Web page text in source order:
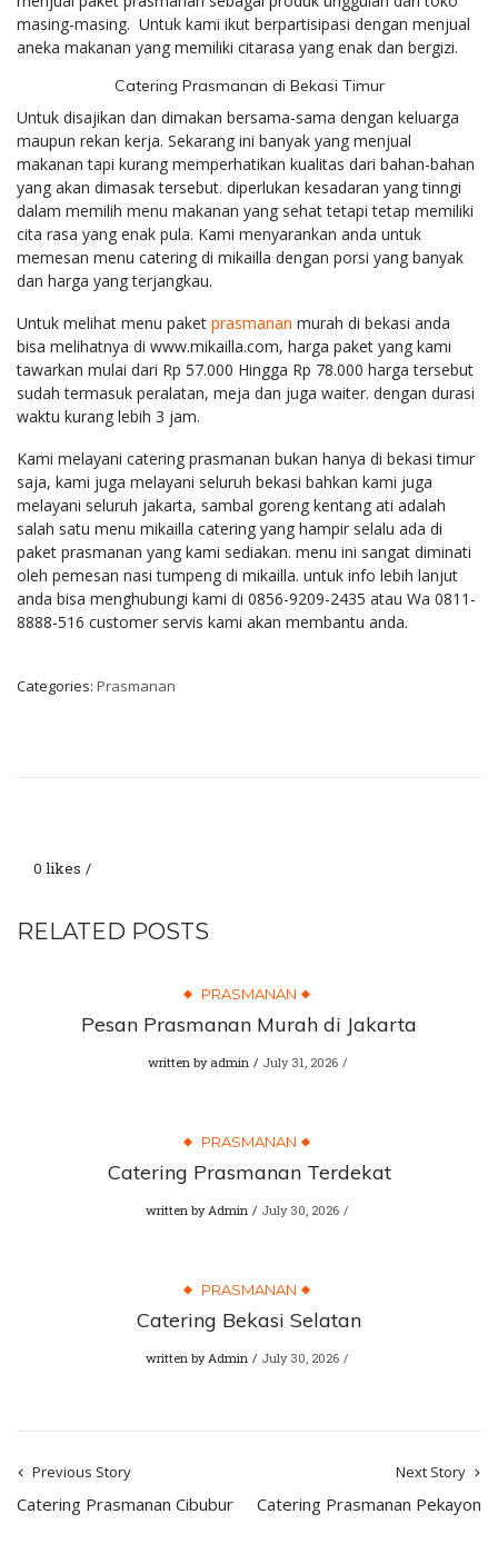
masing-masing. Untuk kami ikut berpartisipasi dengan menjual
aneka makanan yang memiliki citarasa yang enak dan bergizi.
Catering Prasmanan di Bekasi Timur
Untuk disajikan dan dimakan bersama-sama dengan keluarga
maupun rekan kerja. Sekarang ini banyak yang menjual
makanan tapi kurang memperhatikan kualitas dari bahan-bahan
yang akan dimasak tersebut. diperlukan kesadaran yang tinngi
dalam memilih menu makanan yang sehat tetapi tetap memiliki
cita rasa yang enak pula. Kami menyarankan anda untuk
memesan menu catering di mikailla dengan porsi yang banyak
dan harga yang terjangkau.
Untuk melihat menu paket prasmanan murah di bekasi anda
bisa melihatnya di www.mikailla.com, harga paket yang kami
tawarkan mulai dari Rp 57.000 Hingga Rp 78.000 harga tersebut
sudah termasuk peralatan, meja dan juga waiter. dengan durasi
waktu kurang lebih 3 jam.
Kami melayani catering prasmanan bukan hanya di bekasi timur
saja, kami juga melayani seluruh bekasi bahkan kami juga
melayani seluruh jakarta, sambal goreng kentang ati adalah
salah satu menu mikailla catering yang hampir selalu ada di
paket prasmanan yang kami sediakan. menu ini sangat diminati
oleh pemesan nasi tumpeng di mikailla. untuk info lebih lanjut
anda bisa menghubungi kami di 0856-9209-2435 atau Wa 0811-
8888-516 customer servis kami akan membantu anda.
Categories: Prasmanan
0 likes
RELATED POSTS
PRASMANAN
Pesan Prasmanan Murah di Jakarta
written by admin July 31, 2026
PRASMANAN
Catering Prasmanan Terdekat
written by Admin July 30, 2026
PRASMANAN
Catering Bekasi Selatan
written by Admin July 30, 2026
Previous Story
Catering Prasmanan Cibubur
Next Story
Catering Prasmanan Pekayon